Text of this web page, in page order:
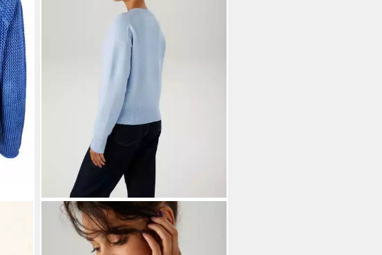
ANISTON CASUAL
Strickjacke aus effektvollem
Melange-Garn